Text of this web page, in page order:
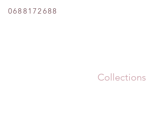
0688172688
Collections